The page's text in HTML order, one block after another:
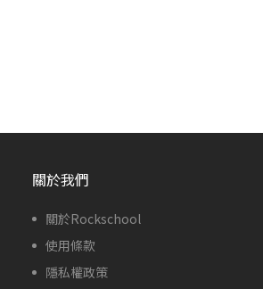
關於我們
關於Rockschool
使用條款
隱私權政策